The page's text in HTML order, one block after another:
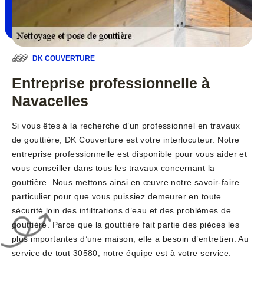
DK COUVERTURE
Entreprise professionnelle à
Navacelles
Si vous êtes à la recherche d’un professionnel en travaux
de gouttière, DK Couverture est votre interlocuteur. Notre
entreprise professionnelle est disponible pour vous aider et
vous conseiller dans tous les travaux concernant la
gouttière. Nous mettons ainsi en œuvre notre savoir-faire
particulier pour que vous puissiez demeurer en toute
sécurité loin des infiltrations d’eau et des problèmes de
gouttière. Parce que la gouttière fait partie des pièces les
plus importantes d’une maison, elle a besoin d’entretien. Au
service de tout 30580, notre équipe est à votre service.